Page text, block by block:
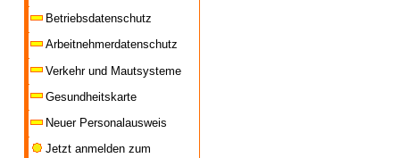
Betriebsdatenschutz
Arbeitnehmerdatenschutz
Verkehr und Mautsysteme
Gesundheitskarte
Neuer Personalausweis
Jetzt anmelden zum